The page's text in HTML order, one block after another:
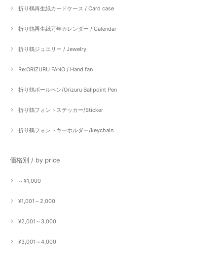
折り鶴再生紙カードケース / Card case
折り鶴再生紙万年カレンダー / Calendar
折り鶴ジュエリー / Jewelry
Re:ORIZURU FANO / Hand fan
折り鶴ボールペン/Orizuru Ballpoint Pen
折り鶴フォントステッカー/Sticker
折り鶴フォントキーホルダー/keychain
価格別 / by price
～¥1,000
¥1,001～2,000
¥2,001～3,000
¥3,001～4,000